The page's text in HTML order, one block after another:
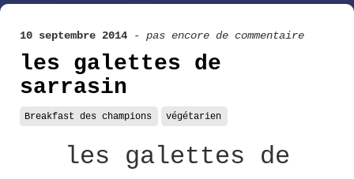
10 septembre 2014 - pas encore de commentaire
les galettes de
sarrasin
Breakfast des champions végétarien
les galettes de